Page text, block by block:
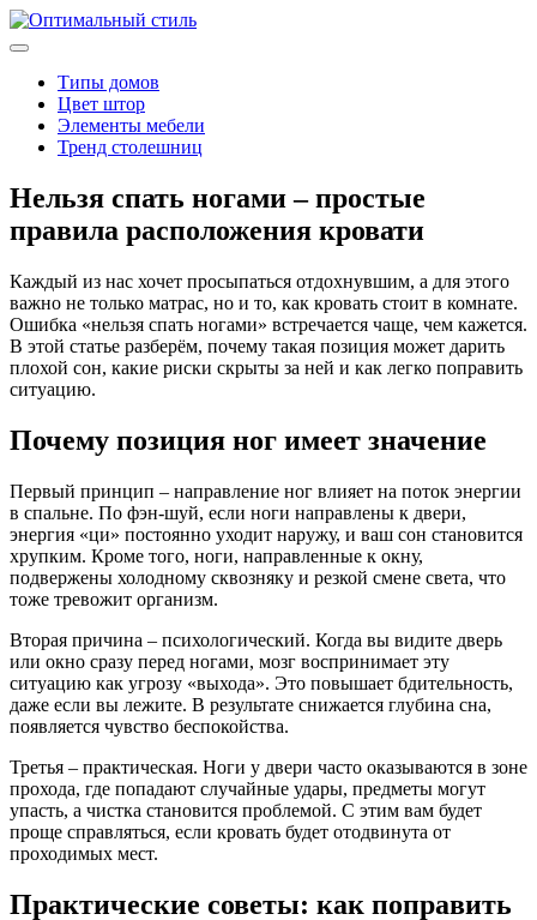
Типы домов
Цвет штор
Элементы мебели
Тренд столешниц
Нельзя спать ногами – простые
правила расположения кровати
Каждый из нас хочет просыпаться отдохнувшим, а для этого
важно не только матрас, но и то, как кровать стоит в комнате.
Ошибка «нельзя спать ногами» встречается чаще, чем кажется.
В этой статье разберём, почему такая позиция может дарить
плохой сон, какие риски скрыты за ней и как легко поправить
ситуацию.
Почему позиция ног имеет значение
Первый принцип – направление ног влияет на поток энергии
в спальне. По фэн-шуй, если ноги направлены к двери,
энергия «ци» постоянно уходит наружу, и ваш сон становится
хрупким. Кроме того, ноги, направленные к окну,
подвержены холодному сквозняку и резкой смене света, что
тоже тревожит организм.
Вторая причина – психологический. Когда вы видите дверь
или окно сразу перед ногами, мозг воспринимает эту
ситуацию как угрозу «выхода». Это повышает бдительность,
даже если вы лежите. В результате снижается глубина сна,
появляется чувство беспокойства.
Третья – практическая. Ноги у двери часто оказываются в зоне
прохода, где попадают случайные удары, предметы могут
упасть, а чистка становится проблемой. С этим вам будет
проще справляться, если кровать будет отодвинута от
проходимых мест.
Практические советы: как поправить